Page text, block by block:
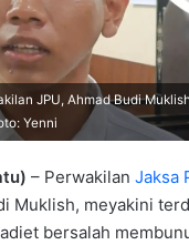
JPU, Ahmad Budi
Yenni
– Perwakilan Jaksa
Muklish, meyakini
bersalah